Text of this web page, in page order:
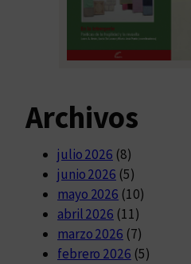
Archivos
julio 2026 (8)
junio 2026 (5)
mayo 2026 (10)
abril 2026 (11)
marzo 2026 (7)
febrero 2026 (5)